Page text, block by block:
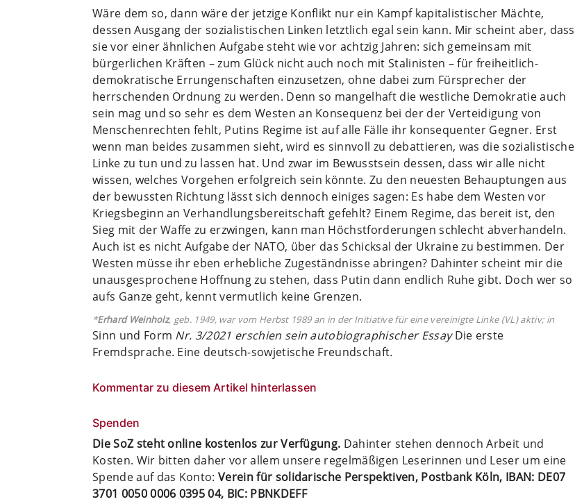
Wäre dem so, dann wäre der jetzige Konflikt nur ein Kampf kapitalistischer Mächte,
dessen Ausgang der sozialistischen Linken letztlich egal sein kann. Mir scheint aber, dass
sie vor einer ähnlichen Aufgabe steht wie vor achtzig Jahren: sich gemeinsam mit
bürgerlichen Kräften – zum Glück nicht auch noch mit Stalinisten – für freiheitlich-
demokratische Errungenschaften einzusetzen, ohne dabei zum Fürsprecher der
herrschenden Ordnung zu werden. Denn so mangelhaft die westliche Demokratie auch
sein mag und so sehr es dem Westen an Konsequenz bei der der Verteidigung von
Menschenrechten fehlt, Putins Regime ist auf alle Fälle ihr konsequenter Gegner. Erst
wenn man beides zusammen sieht, wird es sinnvoll zu debattieren, was die sozialistische
Linke zu tun und zu lassen hat. Und zwar im Bewusstsein dessen, dass wir alle nicht
wissen, welches Vorgehen erfolgreich sein könnte. Zu den neuesten Behauptungen aus
der bewussten Richtung lässt sich dennoch einiges sagen: Es habe dem Westen vor
Kriegsbeginn an Verhandlungsbereitschaft gefehlt? Einem Regime, das bereit ist, den
Sieg mit der Waffe zu erzwingen, kann man Höchstforderungen schlecht abverhandeln.
Auch ist es nicht Aufgabe der NATO, über das Schicksal der Ukraine zu bestimmen. Der
Westen müsse ihr eben erhebliche Zugeständnisse abringen? Dahinter scheint mir die
unausgesprochene Hoffnung zu stehen, dass Putin dann endlich Ruhe gibt. Doch wer so
aufs Ganze geht, kennt vermutlich keine Grenzen.
*Erhard Weinholz, geb. 1949, war vom Herbst 1989 an in der Initiative für eine vereinigte Linke (VL) aktiv; in
Sinn und Form Nr. 3/2021 erschien sein autobiographischer EssayDie erste
Fremdsprache. Eine deutsch-sowjetische Freundschaft.
Kommentar zu diesem Artikel hinterlassen
Spenden
Die SoZ steht online kostenlos zur Verfügung. Dahinter stehen dennoch Arbeit und
Kosten. Wir bitten daher vor allem unsere regelmäßigen Leserinnen und Leser um eine
Spende auf das Konto:Verein für solidarische Perspektiven, Postbank Köln, IBAN: DE07
3701 0050 0006 0395 04, BIC: PBNKDEFF